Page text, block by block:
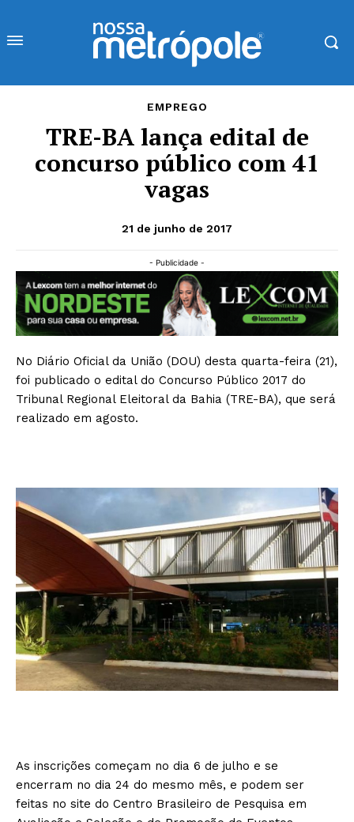
EMPREGO
TRE-BA lança edital de
concurso público com 41
vagas
21 de junho de 2017
- Publicidade -
No Diário Oficial da União (DOU) desta quarta-feira (21),
foi publicado o edital do Concurso Público 2017 do
Tribunal Regional Eleitoral da Bahia (TRE-BA), que será
realizado em agosto.
As inscrições começam no dia 6 de julho e se
encerram no dia 24 do mesmo mês, e podem ser
feitas no site do Centro Brasileiro de Pesquisa em